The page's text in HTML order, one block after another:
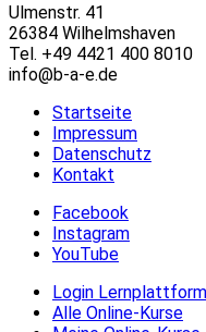
Ulmenstr. 41
26384 Wilhelmshaven
Tel. +49 4421 400 8010
info@b-a-e.de
Startseite
Impressum
Datenschutz
Kontakt
Facebook
Instagram
YouTube
Login Lernplattform
Alle Online-Kurse